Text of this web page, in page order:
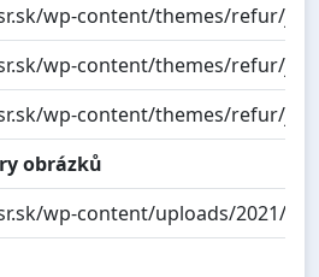
wp-content/themes/refur/js/
wp-content/themes/refur/js/
wp-content/themes/refur/js/
obrázků
wp-content/uploads/2021/